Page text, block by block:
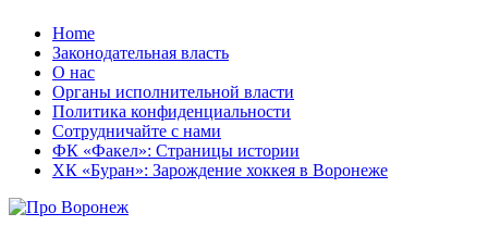
Перейти
содержанию
Home
Законодательная власть
О нас
Органы исполнительной власти
Политика конфиденциальности
Сотрудничайте с нами
ФК «Факел»: Страницы истории
ХК «Буран»: Зарождение хоккея в Воронеже